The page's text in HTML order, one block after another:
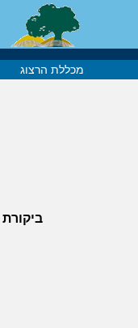
מכללת הרצוג
ביקורת